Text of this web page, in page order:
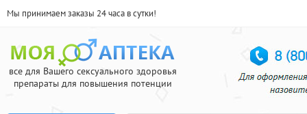
Мы принимаем заказы 24 часа в сутки!
все для Вашего сексуального здоровья
препараты для повышения потенции